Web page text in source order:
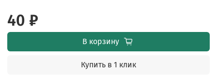
40 ₽
В корзину
Купить в 1 клик